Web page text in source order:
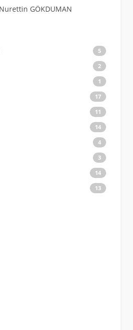
GÖKDUMAN
5
2
1
17
11
14
4
3
14
13